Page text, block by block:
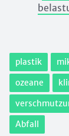
plastik
ozeane
Abfall